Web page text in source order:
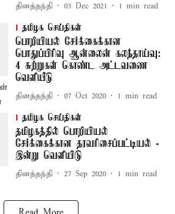
தினத்தந்தி 03 Dec 2021 1 min read
தமிழக செய்திகள்
பொறியியல் சேர்க்கைக்கான
பொதுப்பிரிவு ஆன்லைன் கலந்தாய்வு:
4 சுற்றுகள் கொண்ட அட்டவணை
வெளியீடு
தினத்தந்தி 07 Oct 2020 1 min read
தமிழக செய்திகள்
தமிழகத்தில் பொறியியல்
சேர்க்கைக்கான தரவரிசைப்பட்டியல் -
இன்று வெளியிடு
தினத்தந்தி 27 Sep 2020 1 min read